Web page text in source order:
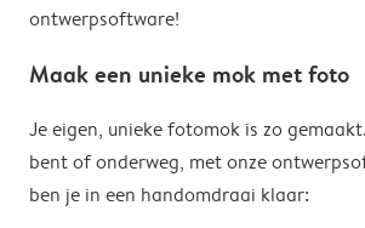
ontwerpsoftware!
Maak een unieke mok met foto
Je eigen, unieke fotomok is zo
bent of onderweg, met onze
ben je in een handomdraai klaar: